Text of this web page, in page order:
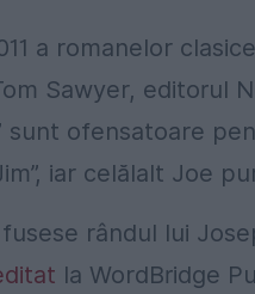
a romanelor
Sawyer, editorul
sunt ofensatoare
iar celălalt Joe
rândul lui
la WordBridge